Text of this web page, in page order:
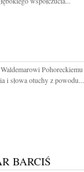
Pohoreckiemu
i słowa otuchy z powodu...
BARCIŚ